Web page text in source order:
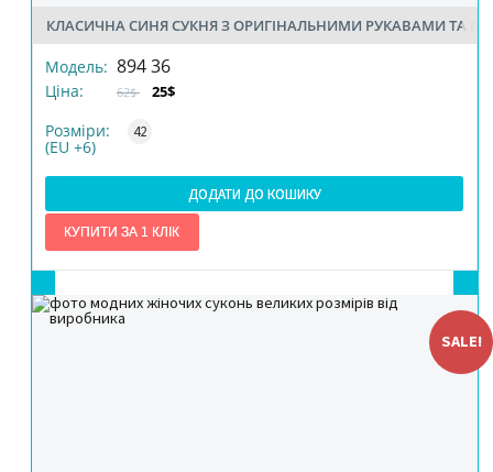
КЛАСИЧНА СИНЯ СУКНЯ З ОРИГІНАЛЬНИМИ РУКАВАМИ ТА
Модель: 894 36
Ціна: 62$
25$
Розміри:
(EU +6)
42
ДОДАТИ ДО КОШИКУ
РОЗМІР
КІЛЬКІСТЬ
SALE!